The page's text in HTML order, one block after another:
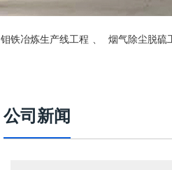
钼铁冶炼生产线工程 、 烟气除尘脱硫
公司新闻